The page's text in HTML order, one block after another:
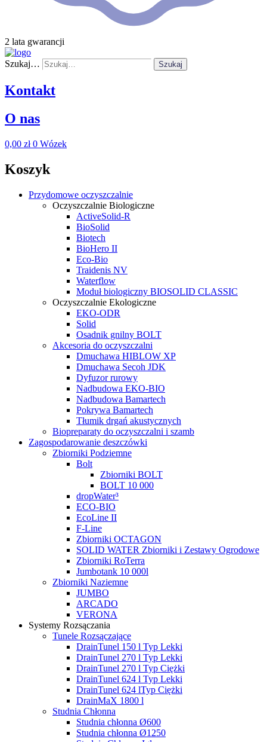
2 lata gwarancji
Szukaj… Szukaj
Kontakt
O nas
0,00 zł 0 Wózek
Koszyk
Przydomowe oczyszczalnie
Oczyszczalnie Biologiczne
ActiveSolid-R
BioSolid
Biotech
BioHero II
Eco-Bio
Traidenis NV
Waterflow
Moduł biologiczny BIOSOLID CLASSIC
Oczyszczalnie Ekologiczne
EKO-ODR
Solid
Osadnik gnilny BOLT
Akcesoria do oczyszczalni
Dmuchawa HIBLOW XP
Dmuchawa Secoh JDK
Dyfuzor rurowy
Nadbudowa EKO-BIO
Nadbudowa Bamartech
Pokrywa Bamartech
Tłumik drgań akustycznych
Biopreparaty do oczyszczalni i szamb
Zagospodarowanie deszczówki
Zbiorniki Podziemne
Bolt
Zbiorniki BOLT
BOLT 10 000
dropWater³
ECO-BIO
EcoLine II
F-Line
Zbiorniki OCTAGON
SOLID WATER Zbiorniki i Zestawy Ogrodowe
Zbiorniki RoTerra
Jumbotank 10 000l
Zbiorniki Naziemne
JUMBO
ARCADO
VERONA
Systemy Rozsączania
Tunele Rozsączające
DrainTunel 150 l Typ Lekki
DrainTunel 270 l Typ Lekki
DrainTunel 270 l Typ Ciężki
DrainTunel 624 l Typ Lekki
DrainTunel 624 lTyp Ciężki
DrainMaX 1800 l
Studnia Chłonna
Studnia chłonna Ø600
Studnia chłonna Ø1250